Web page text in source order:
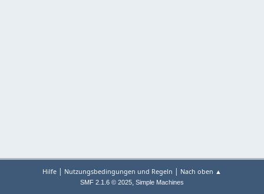
Hilfe | Nutzungsbedingungen und Regeln | Nach oben ▲
SMF 2.1.6 © 2025, Simple Machines